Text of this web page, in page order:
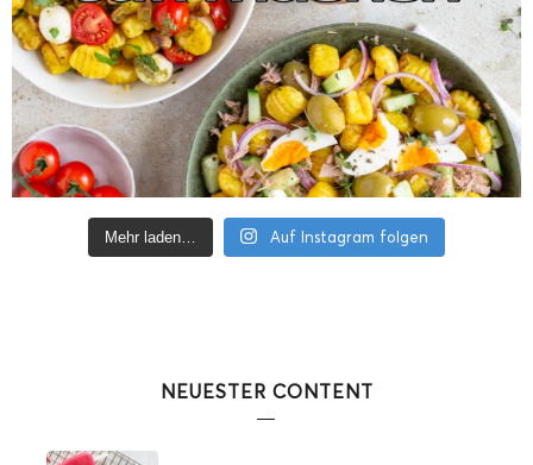
Mehr laden… Auf Instagram folgen
NEUESTER CONTENT